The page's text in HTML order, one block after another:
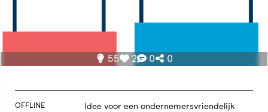
55 2 0 0
OFFLINE
Idee voor een ondernemersvriendelijk